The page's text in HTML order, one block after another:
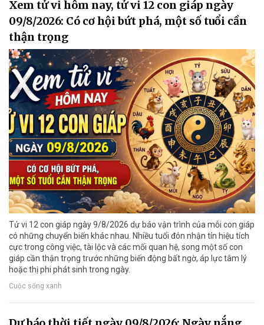
Xem tử vi hôm nay, tử vi 12 con giáp ngày
09/8/2026: Có cơ hội bứt phá, một số tuổi cần
thận trọng
Tử vi 12 con giáp ngày 9/8/2026 dự báo vận trình của mỗi con giáp
có những chuyển biến khác nhau. Nhiều tuổi đón nhận tín hiệu tích
cực trong công việc, tài lộc và các mối quan hệ, song một số con
giáp cần thận trọng trước những biến động bất ngờ, áp lực tâm lý
hoặc thị phi phát sinh trong ngày.
Cuộc sống xanh